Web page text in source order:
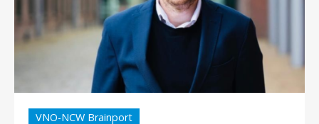
VNO-NCW Brainport